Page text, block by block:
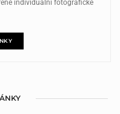
individuální fotografické